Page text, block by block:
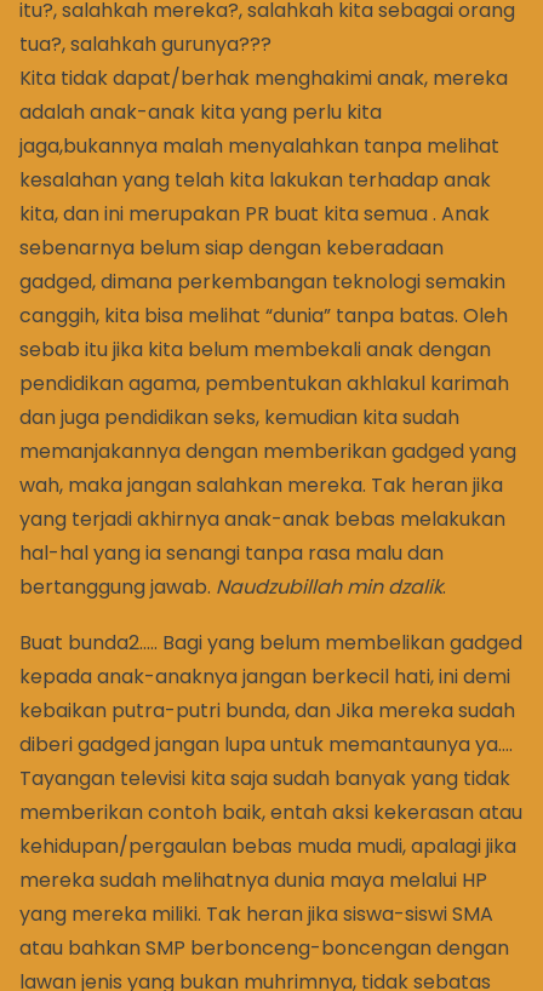
itu?, salahkah mereka?, salahkah kita sebagai orang
tua?, salahkah gurunya???
Kita tidak dapat/berhak menghakimi anak, mereka
adalah anak-anak kita yang perlu kita
jaga,bukannya malah menyalahkan tanpa melihat
kesalahan yang telah kita lakukan terhadap anak
kita, dan ini merupakan PR buat kita semua . Anak
sebenarnya belum siap dengan keberadaan
gadged, dimana perkembangan teknologi semakin
canggih, kita bisa melihat “dunia” tanpa batas. Oleh
sebab itu jika kita belum membekali anak dengan
pendidikan agama, pembentukan akhlakul karimah
dan juga pendidikan seks, kemudian kita sudah
memanjakannya dengan memberikan gadged yang
wah, maka jangan salahkan mereka. Tak heran jika
yang terjadi akhirnya anak-anak bebas melakukan
hal-hal yang ia senangi tanpa rasa malu dan
bertanggung jawab. Naudzubillah min dzalik.
Buat bunda2….. Bagi yang belum membelikan gadged
kepada anak-anaknya jangan berkecil hati, ini demi
kebaikan putra-putri bunda, dan Jika mereka sudah
diberi gadged jangan lupa untuk memantaunya ya….
Tayangan televisi kita saja sudah banyak yang tidak
memberikan contoh baik, entah aksi kekerasan atau
kehidupan/pergaulan bebas muda mudi, apalagi jika
mereka sudah melihatnya dunia maya melalui HP
yang mereka miliki. Tak heran jika siswa-siswi SMA
atau bahkan SMP berbonceng-boncengan dengan
lawan jenis yang bukan muhrimnya, tidak sebatas